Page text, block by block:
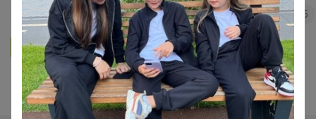
13 5.0 31.9K 41.8K 1.6K 5
Ответить
Показаны записи1-4из4.